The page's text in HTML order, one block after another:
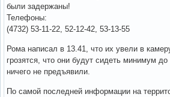
были задержаны!
Телефоны:
(4732) 53-11-22, 52-12-42, 53-13-55
Рома написал в 13.41, что их увели в
грозятся, что они будут сидеть минимум
ничего не предъявили.
По самой последней информации на